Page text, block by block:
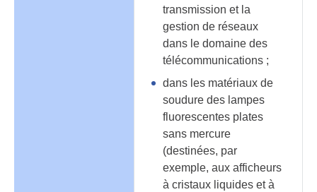
transmission et la
gestion de réseaux
dans le domaine des
télécommunications ;
dans les matériaux de
soudure des lampes
fluorescentes plates
sans mercure
(destinées, par
exemple, aux afficheurs
à cristaux liquides et à